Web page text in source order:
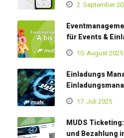
2. September
für Events &
10. August 2025
Einladungs
17. Juli 2025
MUDS
und Bezahlung